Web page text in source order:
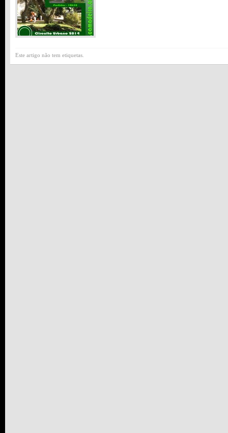
Este artigo não tem etiquetas.